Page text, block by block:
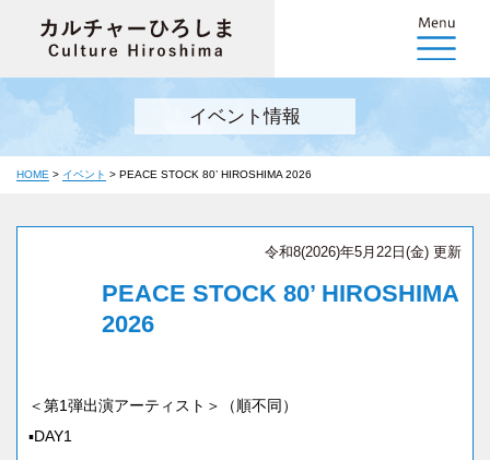
イベント情報
HOME > イベント > PEACE STOCK 80’ HIROSHIMA 2026
令和8(2026)年5月22日(金) 更新
PEACE STOCK 80’ HIROSHIMA
2026
＜第1弾出演アーティスト＞（順不同）
▪DAY1